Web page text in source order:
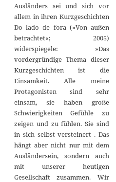
a
r
2
0
1
Ausländers sei und sich vor
allem in ihren Kurzgeschichten
Do lado de fora (»Von außen
betrachtet«; 2005)
widerspiegele: »Das
vordergründige Thema dieser
Kurzgeschichten ist die
Einsamkeit. Alle meine
Protagonisten sind sehr
einsam, sie haben große
Schwierigkeiten Gefühle zu
zeigen und zu fühlen. Sie sind
in sich selbst versteinert . Das
hängt aber nicht nur mit dem
Ausländersein, sondern auch
mit unserer heutigen
Gesellschaft zusammen. Wir